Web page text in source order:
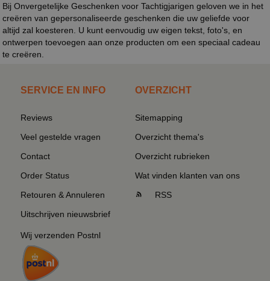
Bij Onvergetelijke Geschenken voor Tachtigjarigen geloven we in het
creëren van gepersonaliseerde geschenken die uw geliefde voor
altijd zal koesteren. U kunt eenvoudig uw eigen tekst, foto's, en
ontwerpen toevoegen aan onze producten om een speciaal cadeau
te creëren.
SERVICE EN INFO
Reviews
Veel gestelde vragen
Contact
Order Status
Retouren & Annuleren
Uitschrijven nieuwsbrief
Wij verzenden Postnl
OVERZICHT
Sitemapping
Overzicht thema's
Overzicht rubrieken
Wat vinden klanten van ons
RSS